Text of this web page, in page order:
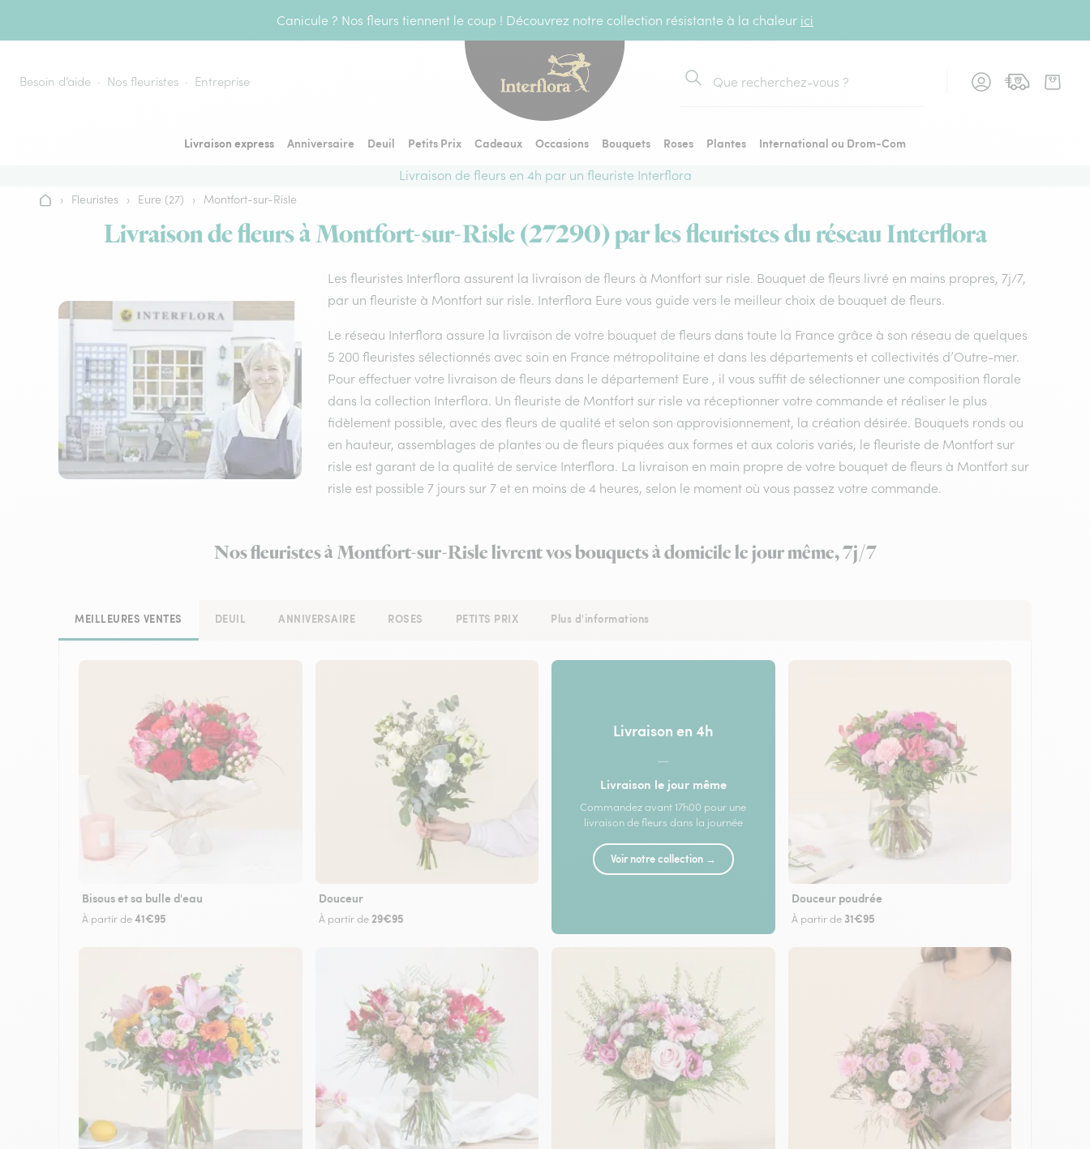
Canicule ? Nos fleurs tiennent le coup ! Découvrez notre collection résistante à la chaleur ici
Besoin d’aide Nos fleuristes Entreprise
Rechercher
Livraison express Anniversaire Deuil Petits Prix Cadeaux Occasions Bouquets Roses Plantes
International ou Drom-Com
Livraison de fleurs en 4h par un fleuriste Interflora
Accueil
› Fleuristes › Eure (27) › Montfort-sur-Risle
Livraison de fleurs à Montfort-sur-Risle (27290) par les fleuristes du réseau Interflora
Les fleuristes Interflora assurent la livraison de fleurs à Montfort sur risle. Bouquet de fleurs livré en mains propres, 7j/7,
par un fleuriste à Montfort sur risle. Interflora Eure vous guide vers le meilleur choix de bouquet de fleurs.
Le réseau Interflora assure la livraison de votre bouquet de fleurs dans toute la France grâce à son réseau de quelques
5 200 fleuristes sélectionnés avec soin en France métropolitaine et dans les départements et collectivités d’Outre-mer.
Pour effectuer votre livraison de fleurs dans le département Eure , il vous suffit de sélectionner une composition florale
dans la collection Interflora. Un fleuriste de Montfort sur risle va réceptionner votre commande et réaliser le plus
fidèlement possible, avec des fleurs de qualité et selon son approvisionnement, la création désirée. Bouquets ronds ou
en hauteur, assemblages de plantes ou de fleurs piquées aux formes et aux coloris variés, le fleuriste de Montfort sur
risle est garant de la qualité de service Interflora. La livraison en main propre de votre bouquet de fleurs à Montfort sur
risle est possible 7 jours sur 7 et en moins de 4 heures, selon le moment où vous passez votre commande.
Nos fleuristes à Montfort-sur-Risle livrent vos bouquets à domicile le jour même, 7j/7
MEILLEURES VENTES DEUIL ANNIVERSAIRE ROSES PETITS PRIX Plus d'informations
Bisous et sa bulle d'eau
À partir de41€95
Douceur
À partir de 29€95
Livraison en 4h
—
Livraison le jour même
Commandez avant 17h00 pour une
livraison de fleurs dans la journée
Voir notre collection →
Douceur poudrée
À partir de 31€95